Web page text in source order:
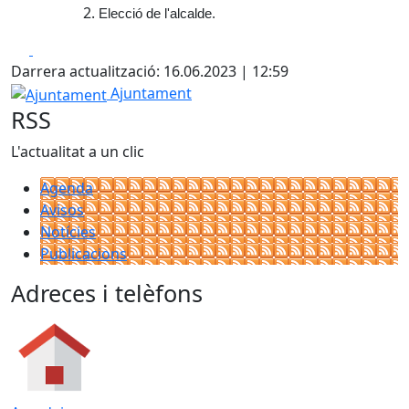
Elecció de l'alcalde.
Darrera actualització: 16.06.2023 | 12:59
Ajuntament
Ajuntament
RSS
L'actualitat a un clic
Agenda
Avisos
Notícies
Publicacions
Adreces i telèfons